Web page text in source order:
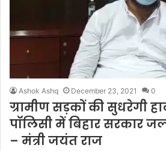
Ashok Ashq December 23, 2021 0
ग्रामीण सड़कों की सुधरेगी
पॉलिसी में बिहार सरकार
– मंत्री जयंत राज